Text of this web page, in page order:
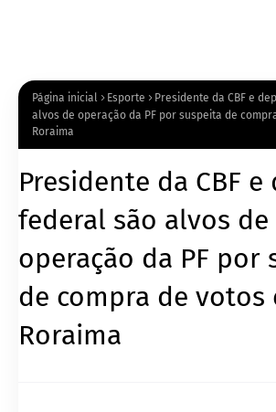
Página inicial Esporte
Presidente da CBF e
alvos de operação da PF por suspeita de
Roraima
Presidente da CBF
federal são alvos de
operação da PF por
de compra de votos
Roraima